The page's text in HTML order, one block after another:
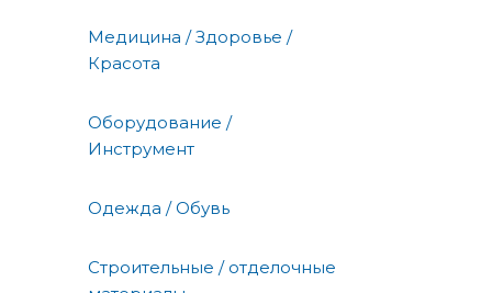
Медицина / Здоровье /
Красота
Оборудование /
Инструмент
Одежда / Обувь
Строительные / отделочные